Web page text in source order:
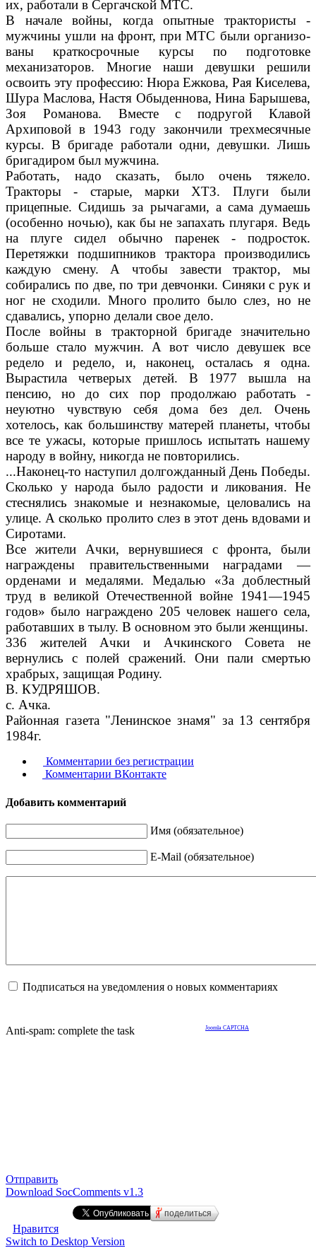
их, работали в Сергачской МТС.
В начале войны, когда опытные трактористы -
мужчины ушли на фронт, при МТС были организо­
ваны краткосрочные курсы по подготовке
механизаторов. Мно­гие наши девушки решили
освоить эту профессию: Нюра Ежкова, Рая Киселева,
Шура Маслова, Настя Обыденнова, Ни­на Барышева,
Зоя Романова. Вме­сте с подругой Клавой
Архиповой в 1943 году закончили трехмесяч­ные
курсы. В бригаде работали одни, девушки. Лишь
бригадиром был мужчина.
Работать, надо сказать, было очень тяжело.
Тракторы - ста­рые, марки ХТЗ. Плуги были
прицепные. Сидишь за рычагами, а сама думаешь
(особенно ночью), как бы не запахать плугаря. Ведь
на плуге сидел обычно паренек - подросток.
Перетяжки подшипни­ков трактора производились
каж­дую смену. А чтобы завести трактор, мы
собирались по две, по три девчонки. Синяки с рук и
ног не сходили. Много проли­то было слез, но не
сдавались, упорно делали свое дело.
После войны в тракторной бригаде значительно
больше ста­ло мужчин. А вот число девушек все
редело и редело, и, нако­нец, осталась я одна.
Вырастила четверых детей. В 1977 вышла на
пенсию, но до сих пор продол­жаю работать -
неуютно чув­ствую себя дома без дел. Очень
хотелось, как большинству ма­терей планеты, чтобы
все те ужа­сы, которые пришлось испытать нашему
народу в войну, никогда не повторились.
...Наконец-то наступил долго­жданный День Победы.
Сколько у народа было радости и лико­вания. Не
стеснялись знакомые и незнакомые, целовались на
ули­це. А сколько пролито слез в этот день вдовами и
Сиротами.
Все жители Ачки, вернувшиеся с фронта, были
награждены пра­вительственными наградами —
орденами и медалями. Медалью «За доблестный
труд в великой Отечественной войне 1941—1945
годов» было награждено 205 че­ловек нашего села,
работавших в тылу. В основном это были жен­щины.
336 жителей Ачки и Ачкинского Совета не
вернулись с полей сра­жений. Они пали смертью
храб­рых, защищая Родину.
В. КУДРЯШОВ.
с. Ачка.
Районная газета "Ленинское знамя" за 13 сентября
1984г.
Комментарии без регистрации
Комментарии ВКонтакте
Добавить комментарий
Имя (обязательное)
E-Mail (обязательное)
Подписаться на уведомления о новых комментариях
Anti-spam: complete the task Joomla CAPTCHA
Отправить
Download SocComments v1.3
поделиться
Нравится
Switch to Desktop Version